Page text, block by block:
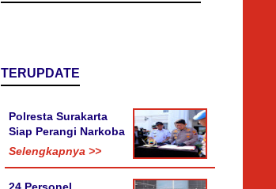
TERUPDATE
Polresta Surakarta
Siap Perangi Narkoba
Selengkapnya >>
24 Personel